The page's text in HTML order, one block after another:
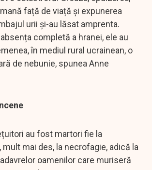
față de viață și expunerea
urii și-au lăsat amprenta.
completă a hranei, ele au
în mediul rural ucrainean, o
de nebunie, spunea Anne
au fost martori fie la
mult mai des, la necrofagie, adică la
oamenilor care muriseră